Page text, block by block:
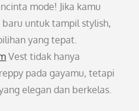
mode! Jika kamu
untuk tampil stylish,
yang tepat.
Vest tidak hanya
pada gayamu, tetapi
elegan dan berkelas.